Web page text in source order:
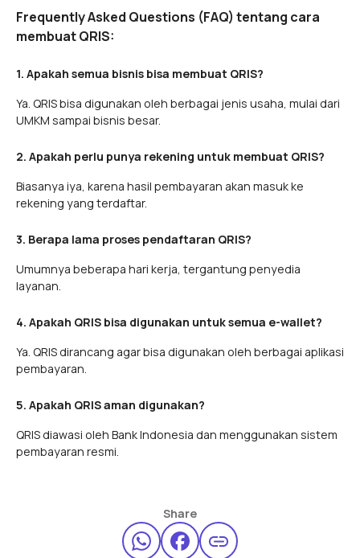
Frequently Asked Questions (FAQ) tentang cara
membuat QRIS:
1. Apakah semua bisnis bisa membuat QRIS?
Ya. QRIS bisa digunakan oleh berbagai jenis usaha, mulai dari
UMKM sampai bisnis besar.
2. Apakah perlu punya rekening untuk membuat QRIS?
Biasanya iya, karena hasil pembayaran akan masuk ke
rekening yang terdaftar.
3. Berapa lama proses pendaftaran QRIS?
Umumnya beberapa hari kerja, tergantung penyedia
layanan.
4. Apakah QRIS bisa digunakan untuk semua e-wallet?
Ya. QRIS dirancang agar bisa digunakan oleh berbagai aplikasi
pembayaran.
5. Apakah QRIS aman digunakan?
QRIS diawasi oleh Bank Indonesia dan menggunakan sistem
pembayaran resmi.
Share